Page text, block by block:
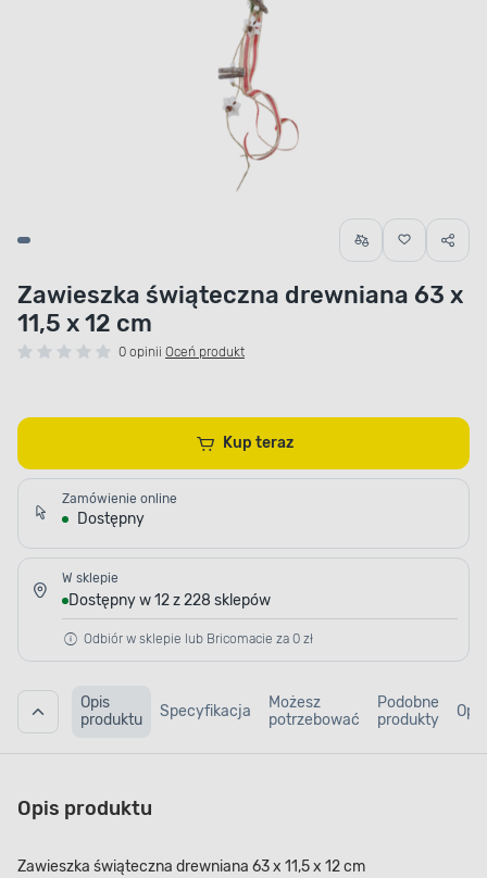
Zawieszka świąteczna drewniana 63 x
11,5 x 12 cm
0 opinii Oceń produkt
Kup teraz
Zamówienie online
Dostępny
W sklepie
Dostępny w 12 z 228 sklepów
Odbiór w sklepie lub Bricomacie za 0 zł
Opis
produktu
Specyfikacja
Możesz
potrzebować
Podobne
produkty
Opis produktu
Zawieszka świąteczna drewniana 63 x 11,5 x 12 cm